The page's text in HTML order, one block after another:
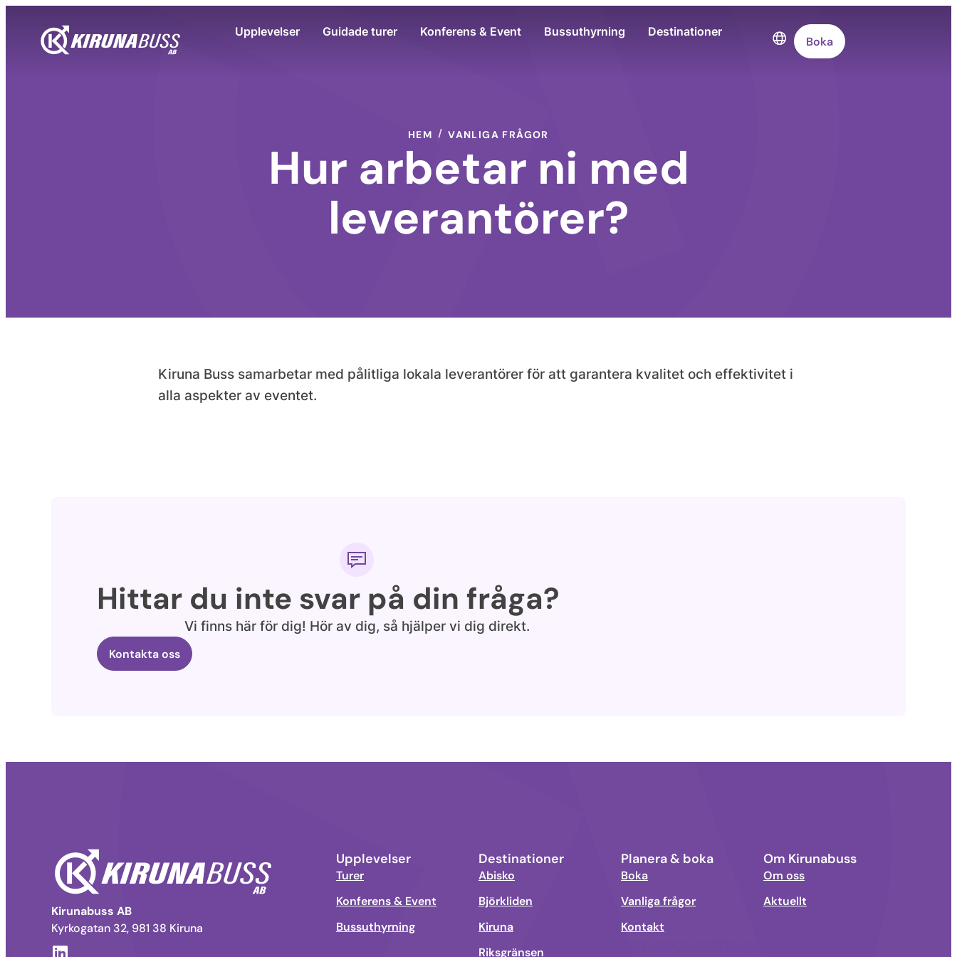
Upplevelser Guidade turer Konferens & Event Bussuthyrning Destinationer
Boka
HEM VANLIGA FRÅGOR
Hur arbetar ni med
leverantörer?
Kiruna Buss samarbetar med pålitliga lokala leverantörer för att garantera kvalitet och effektivitet i
alla aspekter av eventet.
Hittar du inte svar på din fråga?
Vi finns här för dig! Hör av dig, så hjälper vi dig direkt.
Kontakta oss
Kirunabuss AB
Kyrkogatan 32, 981 38 Kiruna
Upplevelser
Turer
Konferens & Event
Bussuthyrning
Destinationer
Abisko
Björkliden
Kiruna
Riksgränsen
Planera & boka
Boka
Vanliga frågor
Kontakt
Om Kirunabuss
Om oss
Aktuellt